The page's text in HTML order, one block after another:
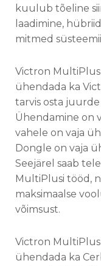
kuulub tõeline
laadimine,
mitmed
Victron
ühendada ka
tarvis osta
Ühendamine on
vahele on vaja
Dongle on vaja
Seejärel saab
MultiPlusi tööd,
maksimaalse
võimsust.
Victron
ühendada ka